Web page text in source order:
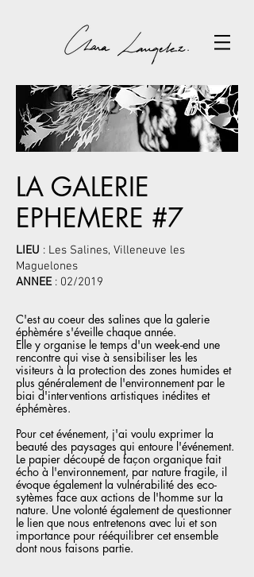
LA GALERIE
EPHEMERE #7
LIEU : Les Salines, Villeneuve les
Maguelones
ANNEE : 02/2019
C'est au coeur des salines que la galerie
éphèmére s'éveille chaque année.
Elle y organise le temps d'un week-end une
rencontre qui vise à sensibiliser les les
visiteurs à la protection des zones humides et
plus généralement de l'environnement par le
biai d'interventions artistiques inédites et
éphémères.
Pour cet événement, j'ai voulu exprimer la
beauté des paysages qui entoure l'événement.
Le papier découpé de façon organique fait
écho à l'environnement, par nature fragile, il
évoque également la vulnérabilité des eco-
sytèmes face aux actions de l'homme sur la
nature. Une volonté également de questionner
le lien que nous entretenons avec lui et son
importance pour rééquilibrer cet ensemble
dont nous faisons partie.